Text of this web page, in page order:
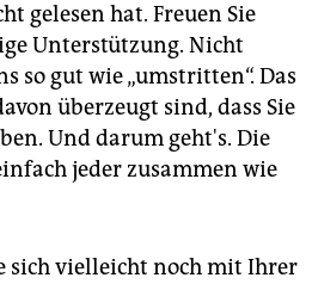
gelesen hat. Freuen Sie
Unterstützung. Nicht
so gut wie „umstritten“. Das
überzeugt sind, dass Sie
Und darum geht's. Die
jeder zusammen wie
sich vielleicht noch mit Ihrer